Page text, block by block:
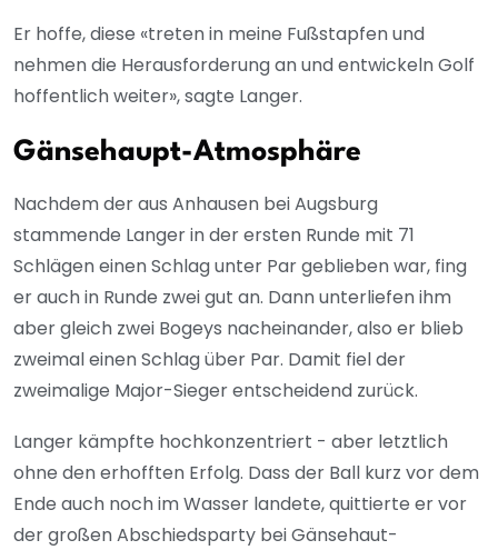
Er hoffe, diese «treten in meine Fußstapfen und
nehmen die Herausforderung an und entwickeln Golf
hoffentlich weiter», sagte Langer.
Gänsehaupt-Atmosphäre
Nachdem der aus Anhausen bei Augsburg
stammende Langer in der ersten Runde mit 71
Schlägen einen Schlag unter Par geblieben war, fing
er auch in Runde zwei gut an. Dann unterliefen ihm
aber gleich zwei Bogeys nacheinander, also er blieb
zweimal einen Schlag über Par. Damit fiel der
zweimalige Major-Sieger entscheidend zurück.
Langer kämpfte hochkonzentriert - aber letztlich
ohne den erhofften Erfolg. Dass der Ball kurz vor dem
Ende auch noch im Wasser landete, quittierte er vor
der großen Abschiedsparty bei Gänsehaut-